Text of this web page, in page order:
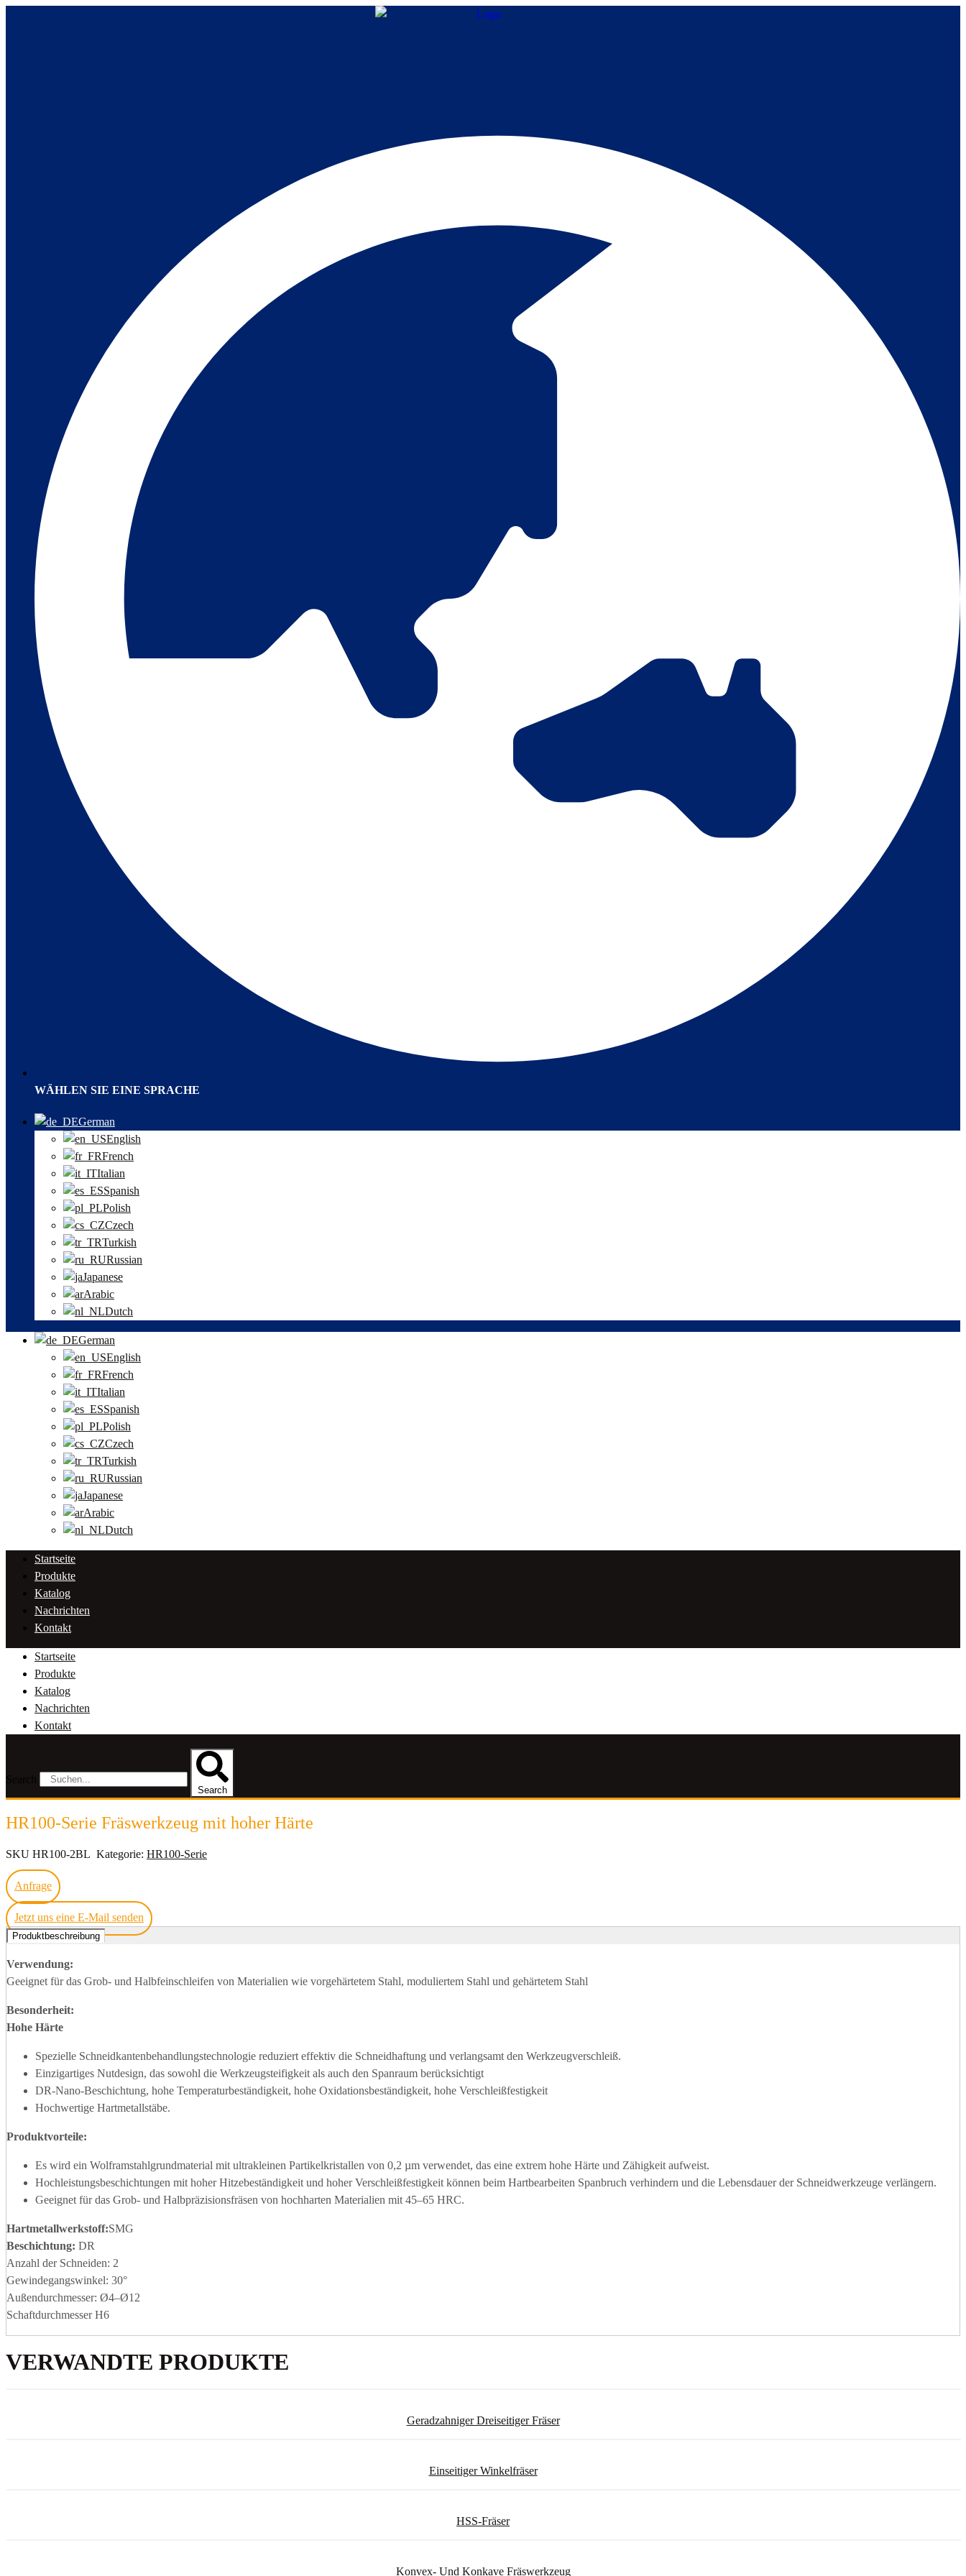
WÄHLEN SIE EINE SPRACHE
German
English
French
Italian
Spanish
Polish
Czech
Turkish
Russian
Japanese
Arabic
Dutch
German
English
French
Italian
Spanish
Polish
Czech
Turkish
Russian
Japanese
Arabic
Dutch
Startseite
Produkte
Katalog
Nachrichten
Kontakt
Startseite
Produkte
Katalog
Nachrichten
Kontakt
Search
HR100-Serie Fräswerkzeug mit hoher Härte
SKU HR100-2BL Kategorie: HR100-Serie
Anfrage
Jetzt uns eine E-Mail senden
Produktbeschreibung
Verwendung:
Geeignet für das Grob- und Halbfeinschleifen von Materialien wie vorgehärtetem Stahl, moduliertem Stahl und gehärtetem Stahl
Besonderheit:
Hohe Härte
Spezielle Schneidkantenbehandlungstechnologie reduziert effektiv die Schneidhaftung und verlangsamt den Werkzeugverschleiß.
Einzigartiges Nutdesign, das sowohl die Werkzeugsteifigkeit als auch den Spanraum berücksichtigt
DR-Nano-Beschichtung, hohe Temperaturbeständigkeit, hohe Oxidationsbeständigkeit, hohe Verschleißfestigkeit
Hochwertige Hartmetallstäbe.
Produktvorteile:
Es wird ein Wolframstahlgrundmaterial mit ultrakleinen Partikelkristallen von 0,2 µm verwendet, das eine extrem hohe Härte und Zähigkeit aufweist.
Hochleistungsbeschichtungen mit hoher Hitzebeständigkeit und hoher Verschleißfestigkeit können beim Hartbearbeiten Spanbruch verhindern und die Lebensdauer der Schneidwerkzeuge verlängern.
Geeignet für das Grob- und Halbpräzisionsfräsen von hochharten Materialien mit 45–65 HRC.
Hartmetallwerkstoff:SMG
Beschichtung: DR
Anzahl der Schneiden: 2
Gewindegangswinkel: 30°
Außendurchmesser: Ø4–Ø12
Schaftdurchmesser H6
VERWANDTE PRODUKTE
Geradzahniger Dreiseitiger Fräser
Einseitiger Winkelfräser
HSS-Fräser
Konvex- Und Konkave Fräswerkzeug